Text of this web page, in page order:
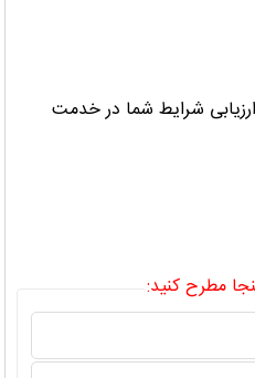
شرایط شما در خدمت
مطرح کنید: